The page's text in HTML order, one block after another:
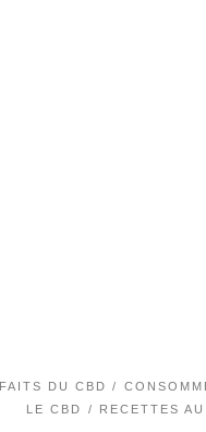
DU CBD
LE CBD
RECETTES